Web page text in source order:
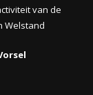
van de
Welstand